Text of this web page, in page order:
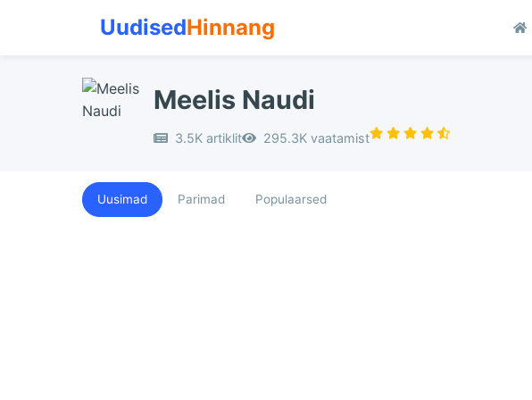
UudisedHinnang
Meelis Naudi
3.5K artiklit 295.3K vaatamist
Uusimad Parimad Populaarsed